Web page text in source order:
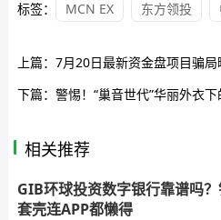
标签： MCN EX 东方领投
上篇： 7月20日最新资金盘项目骗局曝光，荣耀集团（嘉悦国际），链商
下篇： 警惕！“巢音世代”华丽外衣
相关推荐
GIB环球投资数字银行靠谱吗
套壳连APP都懒得